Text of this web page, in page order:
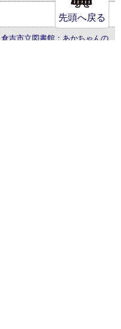
倉吉市立図書館：あかちゃんの
先頭へ戻る